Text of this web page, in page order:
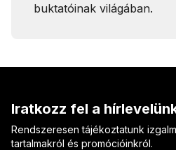
buktatóinak világában.
Iratkozz fel a
Rendszeresen tájékoztatunk
tartalmakról és promócióinkról.